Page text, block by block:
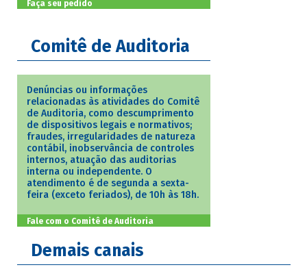
Faça seu pedido
Comitê de Auditoria
Denúncias ou informações
relacionadas às atividades do Comitê
de Auditoria, como descumprimento
de dispositivos legais e normativos;
fraudes, irregularidades de natureza
contábil, inobservância de controles
internos, atuação das auditorias
interna ou independente. O
atendimento é de segunda a sexta-
feira (exceto feriados), de 10h às 18h.
Fale com o Comitê de Auditoria
Demais canais